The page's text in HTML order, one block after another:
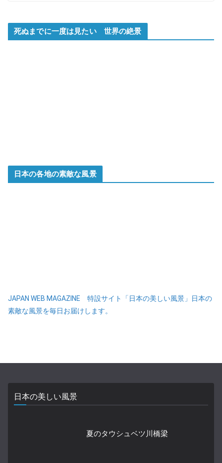
死ぬまでに一度は見たい 世界の絶景
日本の各地の素敵な風景
JAPAN WEB MAGAZINE 特設サイト「日本の美しい風景」日本の
素敵な風景を毎日お届けします。
日本の美しい風景
夏のタウシュベツ川橋梁